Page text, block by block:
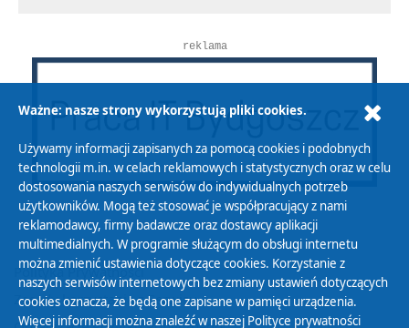
reklama
Polityka Prywatności
Zasady korzystania z Serwisu
Ważne: nasze strony wykorzystują pliki cookies.
Używamy informacji zapisanych za pomocą cookies i podobnych
technologii m.in. w celach reklamowych i statystycznych oraz w celu
dostosowania naszych serwisów do indywidualnych potrzeb
użytkowników. Mogą też stosować je współpracujący z nami
reklamodawcy, firmy badawcze oraz dostawcy aplikacji
multimedialnych. W programie służącym do obsługi internetu
można zmienić ustawienia dotyczące cookies. Korzystanie z
naszych serwisów internetowych bez zmiany ustawień dotyczących
cookies oznacza, że będą one zapisane w pamięci urządzenia.
Więcej informacji można znaleźć w naszej Polityce prywatności